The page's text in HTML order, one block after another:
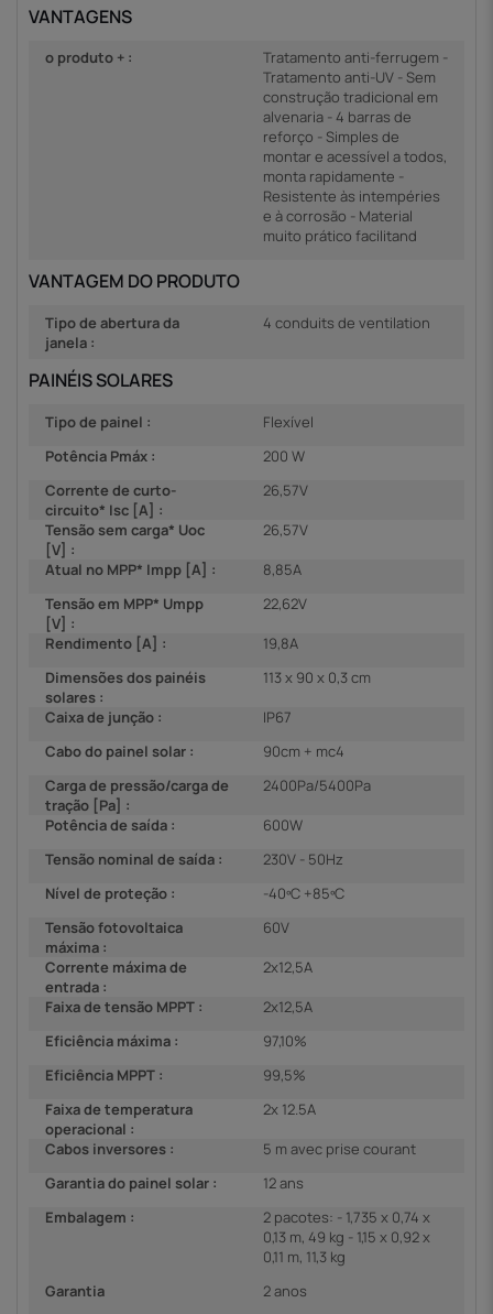
VANTAGENS
o produto + :
Tratamento anti-ferrugem -
Tratamento anti-UV - Sem
construção tradicional em
alvenaria - 4 barras de
reforço - Simples de
montar e acessível a todos,
monta rapidamente -
Resistente às intempéries
e à corrosão - Material
muito prático facilitand
VANTAGEM DO PRODUTO
Tipo de abertura da
janela :
4 conduits de ventilation
PAINÉIS SOLARES
Tipo de painel :
Flexível
Potência Pmáx :
200 W
Corrente de curto-
circuito* Isc [A] :
26,57V
Tensão sem carga* Uoc
[V] :
26,57V
Atual no MPP* Impp [A] :
8,85A
Tensão em MPP* Umpp
[V] :
22,62V
Rendimento [A] :
19,8A
Dimensões dos painéis
solares :
113 x 90 x 0,3 cm
Caixa de junção :
IP67
Cabo do painel solar :
90cm + mc4
Carga de pressão/carga de
tração [Pa] :
2400Pa/5400Pa
Potência de saída :
600W
Tensão nominal de saída :
230V - 50Hz
Nível de proteção :
-40ºC +85ºC
Tensão fotovoltaica
máxima :
60V
Corrente máxima de
entrada :
2x12,5A
Faixa de tensão MPPT :
2x12,5A
Eficiência máxima :
97,10%
Eficiência MPPT :
99,5%
Faixa de temperatura
operacional :
2x 12.5A
Cabos inversores :
5 m avec prise courant
Garantia do painel solar :
12 ans
Embalagem :
2 pacotes: - 1,735 x 0,74 x
0,13 m, 49 kg - 1,15 x 0,92 x
0,11 m, 11,3 kg
Garantia
2 anos